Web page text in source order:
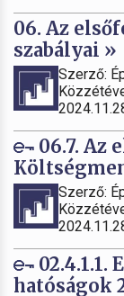
06. Az
szabályai »
Szerző:
06.7. Az
Szerző:
hatóságok